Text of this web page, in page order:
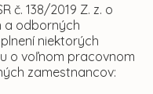
č. 138/2019 Z. z. o
a odborných
niektorých
o voľnom pracovnom
zamestnancov: